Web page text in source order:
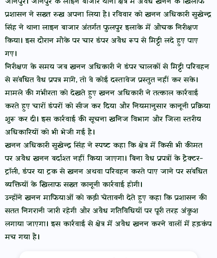
प्रशासन ने सख्त रुख अपना लिया है। रविवार को खनन अधिकारी सुखेन्द्र
सिंह ने थाना लाइन बाजार अंतर्गत फुलपुर इलाके में औचक निरीक्षण
किया। इस दौरान मौके पर चार डंपर अवैध रूप से मिट्टी लदे हुए पाए
गए।
निरीक्षण के समय जब खनन अधिकारी ने डंपर चालकों से मिट्टी परिवहन
से संबंधित वैध प्रपत्र मांगे, तो वे कोई दस्तावेज प्रस्तुत नहीं कर सके।
मामले की गंभीरता को देखते हुए खनन अधिकारी ने तत्काल कार्रवाई
करते हुए चारों डंपरों को सीज कर दिया और नियमानुसार कानूनी प्रक्रिया
शुरू कर दी। इस कार्रवाई की सूचना खनिज विभाग और जिला स्तरीय
अधिकारियों को भी भेजी गई है।
खनन अधिकारी सुखेन्द्र सिंह ने स्पष्ट कहा कि क्षेत्र में किसी भी कीमत
पर अवैध खनन बर्दाश्त नहीं किया जाएगा। बिना वैध प्रपत्रों के ट्रैक्टर-
ट्रॉली, डंपर या ट्रक से खनन अथवा परिवहन करते पाए जाने पर संबंधित
व्यक्तियों के खिलाफ सख्त कानूनी कार्रवाई होगी।
उन्होंने खनन माफियाओं को कड़ी चेतावनी देते हुए कहा कि प्रशासन की
सतत निगरानी जारी रहेगी और अवैध गतिविधियों पर पूरी तरह अंकुश
लगाया जाएगा। इस कार्रवाई से क्षेत्र में अवैध खनन करने वालों में हड़कंप
मच गया है।